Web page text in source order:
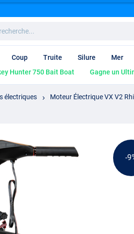
Coup Truite Silure Mer
Hunter 750 Bait Boat Gagne un
électriques
Moteur Électrique VX V2
-